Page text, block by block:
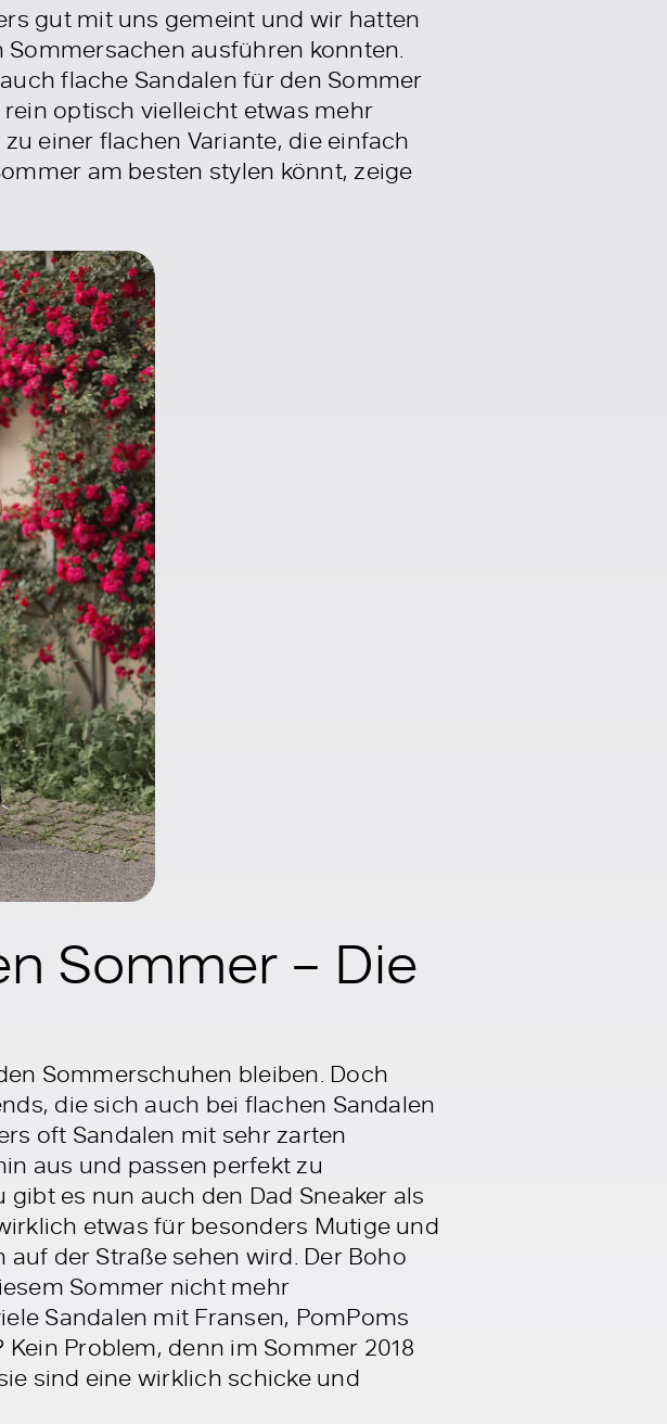
gut mit uns gemeint und wir hatten
ausführen konnten.
flache Sandalen für den Sommer
optisch vielleicht etwas mehr
einer flachen Variante, die einfach
am besten stylen könnt, zeige
Sommer – Die
Sommerschuhen bleiben. Doch
die sich auch bei flachen Sandalen
oft Sandalen mit sehr zarten
aus und passen perfekt zu
es nun auch den Dad Sneaker als
etwas für besonders Mutige und
der Straße sehen wird. Der Boho
Sommer nicht mehr
Sandalen mit Fransen, PomPoms
Problem, denn im Sommer 2018
sind eine wirklich schicke und